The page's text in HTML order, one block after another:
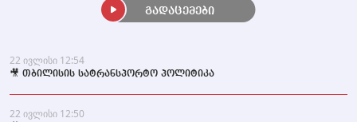
22 ივლისი 12:54
🎥 თბილისის სატრანსპორტო პოლიტიკა
22 ივლისი 12:50
გადაცემები